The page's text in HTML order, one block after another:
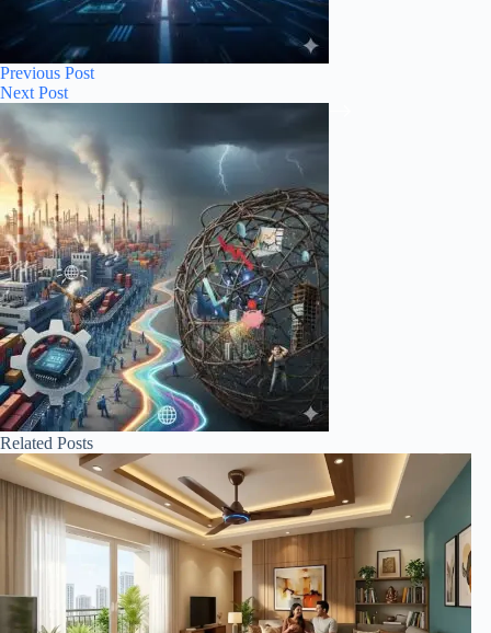
Previous Post
Next Post
Related Posts